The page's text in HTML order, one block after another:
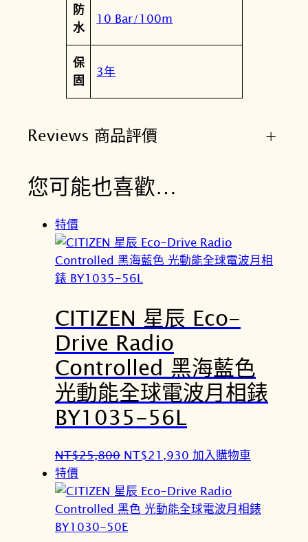
-
H
防
水
10 Bar/100m
保
固
3年
Reviews 商品評價 +
您可能也喜歡…
特價
CITIZEN 星辰 Eco-
Drive Radio
Controlled 黑海藍色
光動能全球電波月相錶
BY1035-56L
NT$25,800 原
價
格
：
NT$21,930 目
價
格
加入購物車
特價